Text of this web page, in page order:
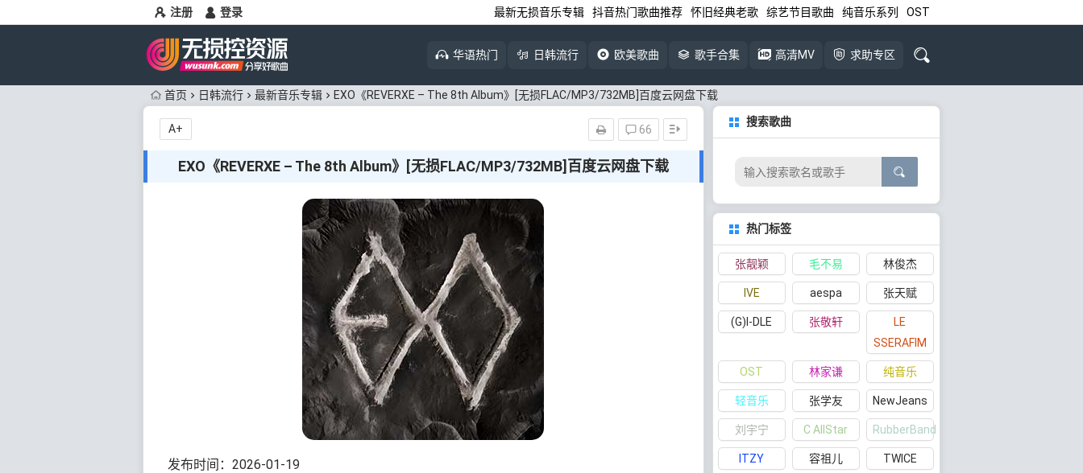
注册 登录 最新无损音乐专辑 抖音热门歌曲推荐 怀旧经典老歌 综艺节目歌曲 纯音乐系列 OST
华语热门 日韩流行 欧美歌曲 歌手合集 高清MV 求助专区
首页 日韩流行 最新音乐专辑 EXO《REVERXE – The 8th Album》[无损FLAC/MP3/732MB]百度云网盘下载
EXO《REVERXE – The 8th Album》[无损FLAC/MP3/732MB]百度云网盘下载
66
A+
发布时间：2026-01-19
搜索歌曲
热门标签
张靓颖 毛不易 林俊杰
IVE aespa 张天赋
(G)I-DLE 张敬轩
LE
SSERAFIM
OST 林家谦 纯音乐
轻音乐 张学友 NewJeans
刘宇宁 C AllStar RubberBand
ITZY 容祖儿 TWICE